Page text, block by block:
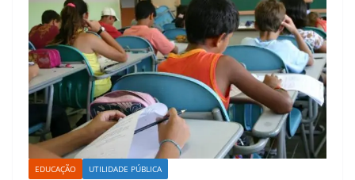
EDUCAÇÃO UTILIDADE PÚBLICA